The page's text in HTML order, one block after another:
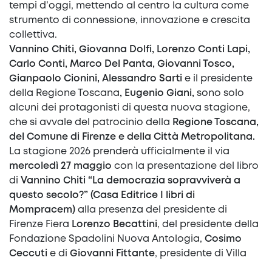
tempi d’oggi, mettendo al centro la cultura come
strumento di connessione, innovazione e crescita
collettiva.
Vannino Chiti, Giovanna Dolfi, Lorenzo Conti Lapi,
Carlo Conti, Marco Del Panta, Giovanni Tosco,
Gianpaolo Cionini, Alessandro Sarti e il presidente
della Regione Toscana, Eugenio Giani, sono solo
alcuni dei protagonisti di questa nuova stagione,
che si avvale del patrocinio della Regione Toscana,
del Comune di Firenze e della Città Metropolitana.
La stagione 2026 prenderà ufficialmente il via
mercoledì 27 maggio con la presentazione del libro
di Vannino Chiti “La democrazia sopravviverà a
questo secolo?” (Casa Editrice I libri di
Mompracem) alla presenza del presidente di
Firenze Fiera Lorenzo Becattini, del presidente della
Fondazione Spadolini Nuova Antologia, Cosimo
Ceccuti e di Giovanni Fittante, presidente di Villa